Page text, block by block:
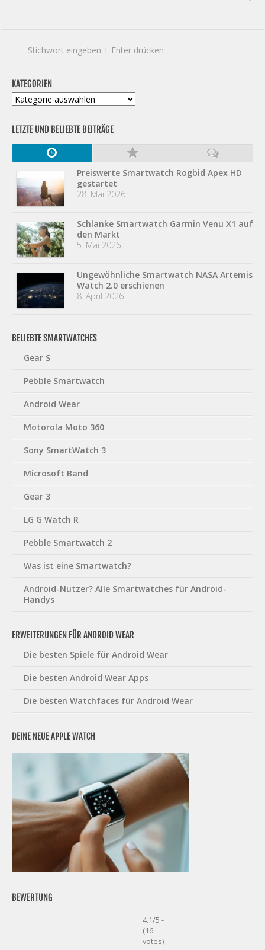
KATEGORIEN
Kategorien
LETZTE UND BELIEBTE BEITRÄGE
Preiswerte Smartwatch Rogbid Apex HD
gestartet
28. Mai 2026
Schlanke Smartwatch Garmin Venu X1 auf
den Markt
5. Mai 2026
Ungewöhnliche Smartwatch NASA Artemis
Watch 2.0 erschienen
8. April 2026
BELIEBTE SMARTWATCHES
Gear S
Pebble Smartwatch
Android Wear
Motorola Moto 360
Sony SmartWatch 3
Microsoft Band
Gear 3
LG G Watch R
Pebble Smartwatch 2
Was ist eine Smartwatch?
Android-Nutzer? Alle Smartwatches für Android-
Handys
ERWEITERUNGEN FÜR ANDROID WEAR
Die besten Spiele für Android Wear
Die besten Android Wear Apps
Die besten Watchfaces für Android Wear
DEINE NEUE APPLE WATCH
BEWERTUNG
4.1/5 -
(16
votes)